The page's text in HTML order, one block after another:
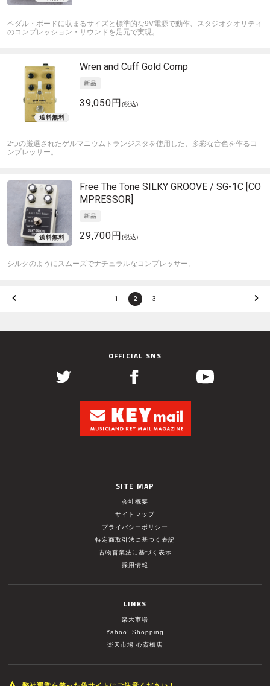
ペダル・ボードに収まるサイズと標準的な9V電源で動作、スタジオクオリティ
のコンプレッション・サウンドを足元で実現。
Wren and Cuff Gold Comp
39,050円 (税込)
2つの厳選されたゲルマニウムトランジスタを使用した、多彩な音色を作るコ
ンプレッサー。
Free The Tone SILKY GROOVE / SG-1C [CO
MPRESSOR]
29,700円 (税込)
シルクのようにスムーズでナチュラルなコンプレッサー。
1 2 3
OFFICIAL SNS
SITE MAP
会社概要
サイトマップ
プライバシーポリシー
特定商取引法に基づく表記
古物営業法に基づく表示
採用情報
LINKS
楽天市場
Yahoo! Shopping
楽天市場 心斎橋店